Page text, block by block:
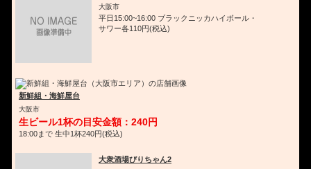
大阪市
平日15:00~16:00 ブラックニッカハイボール・
サワー各110円(税込)
新鮮組・海鮮屋台
大阪市
生ビール1杯の目安金額：240円
18:00まで 生中1杯240円(税込)
大衆酒場びりちゃん2